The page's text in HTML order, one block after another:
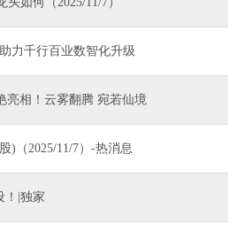
力千行百业数智化升级
亮相！云雾翻腾 宛若仙境
)（2025/11/7）-热消息
！|独家